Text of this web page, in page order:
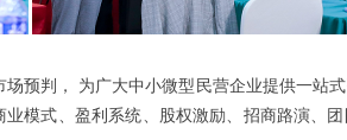
预判，
为广大中小微型民营企业提供一站
模式、盈利系统、股权激励、招商路演、